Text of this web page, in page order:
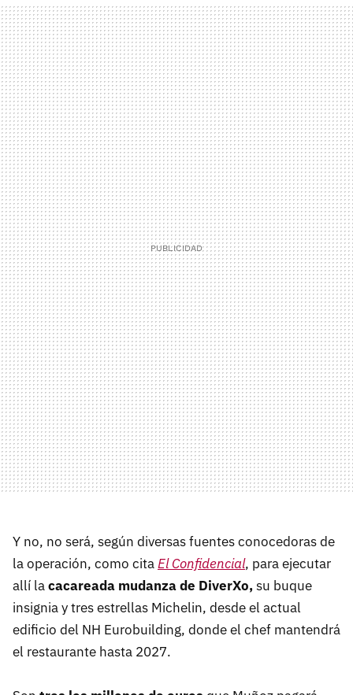
Y no, no será, según diversas fuentes conocedoras de
la operación, como citaEl Confidencial, para ejecutar
allí lacacareada mudanza de DiverXo,su buque
insignia y tres estrellas Michelin, desde el actual
edificio del NH Eurobuilding, donde el chef mantendrá
el restaurante hasta 2027.